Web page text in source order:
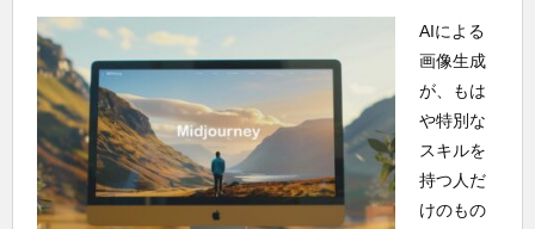
AIによる
画像生成
が、もは
や特別な
スキルを
持つ人だ
けのもの